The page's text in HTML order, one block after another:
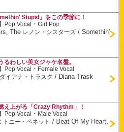
Stupid」をこの季節に！
Pop Vocal ・Girl Pop
The レノン・シスターズ /Somethin'
るわしい美女ジャケ名盤。
Pop Vocal ・ Female Vocal
ダイアナ・トラスク / Diana Trask
え上がる「Crazy Rhythm」！
Pop Vocal ・ Male Vocal
トニー・ベネット / Beat Of My Heart,